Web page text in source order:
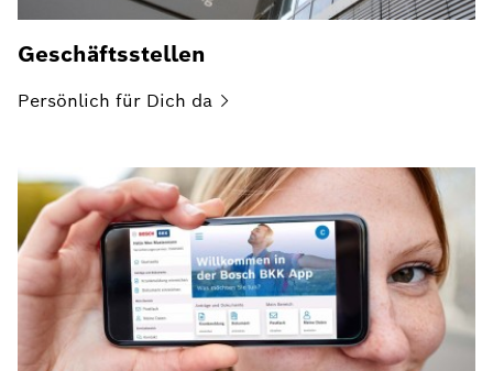
Geschäftsstellen
Persönlich für Dich da